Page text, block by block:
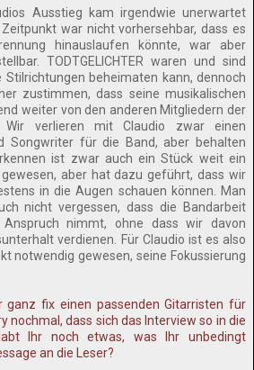
Ausstieg kam irgendwie unerwartet
war nicht vorhersehbar, dass es
hinauslaufen könnte, war aber
TODTGELICHTER waren und sind
beheimaten kann, dennoch
zustimmen, dass seine musikalischen
weiter von den anderen Mitgliedern der
Wir verlieren mit Claudio zwar einen
Songwriter für die Band, aber behalten
ist zwar auch ein Stück weit ein
aber hat dazu geführt, dass wir
in die Augen schauen können. Man
nicht vergessen, dass die Bandarbeit
nimmt, ohne dass wir davon
verdienen. Für Claudio ist es also
notwendig gewesen, seine Fokussierung
ganz fix einen passenden Gitarristen für
nochmal, dass sich das Interview so in die
Ihr noch etwas, was Ihr unbedingt
an die Leser?